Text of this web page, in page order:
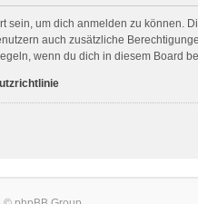
sein, um dich anmelden zu können.
auch zusätzliche
wenn du dich in diesem Board